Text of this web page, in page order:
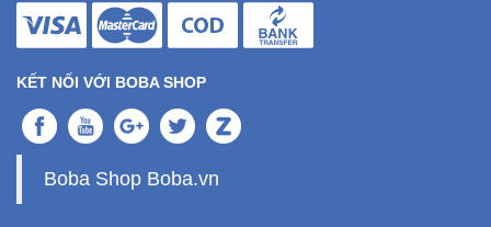
KẾT NỐI VỚI BOBA SHOP
Boba Shop Boba.vn